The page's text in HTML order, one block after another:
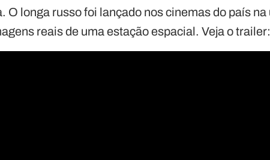
O longa russo foi lançado nos cinemas do país
reais de uma estação espacial. Veja o trailer: